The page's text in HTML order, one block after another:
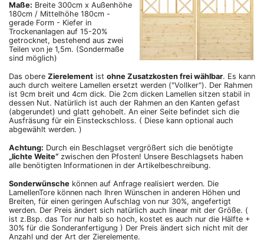
Maße: Breite 300cm x Außenhöhe
180cm / Mittelhöhe 180cm -
gerade Form - Kiefer in
Trockenanlagen auf 15-20%
getrocknet, bestehend aus zwei
Teilen von je 1,5m. (Sondermaße
sind möglich)
Das obere Zierelement ist ohne Zusatzkosten frei wählbar. Es kann
auch durch weitere Lamellen ersetzt werden ("Vollker"). Der Rahmen
ist 9cm breit und 4cm dick. Die 2cm dicken Lamellen sitzen stabil in
dessen Nut. Natürlich ist auch der Rahmen an den Kanten gefast
(abgerundet) und glatt gehobelt. An einer Seite befindet sich die
Ausfräsung für ein Einsteckschloss. ( Diese kann optional auch
abgewählt werden. )
Achtung: Durch ein Beschlagset vergrößert sich die benötigte
„lichte Weite“ zwischen den Pfosten! Unsere Beschlagsets haben
alle benötigten Informationen in der Artikelbeschreibung.
Sonderwünsche können auf Anfrage realisiert werden. Die
LamellenTore können nach Ihren Wünschen in anderen Höhen und
Breiten, für einen geringen Aufschlag von nur 30%, angefertigt
werden. Der Preis ändert sich natürlich auch linear mit der Größe. (
ist z.Bsp. das Tor nur halb so hoch, kostet es auch nur die Hälfte +
30% für die Sonderanfertigung ) Der Preis ändert sich nicht mit der
Anzahl und der Art der Zierelemente.